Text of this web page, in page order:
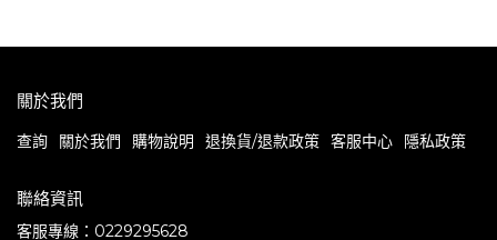
關於我們
查詢 關於我們 購物說明 退換貨/退款政策 客服中心 隱私政策
聯絡資訊
客服專線：0229295628